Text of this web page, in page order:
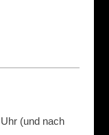
(und nach